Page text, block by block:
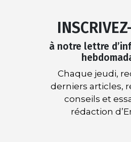
à notre lettre
Chaque jeudi,
derniers articles,
conseils et
rédaction